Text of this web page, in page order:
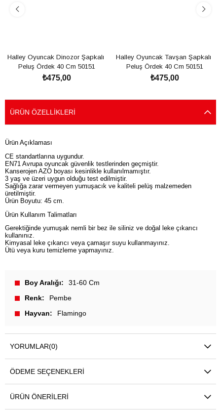
Halley Oyuncak Dinozor Şapkalı
Peluş Ördek 40 Cm 50151
₺475,00
Halley Oyuncak Tavşan Şapkalı
Peluş Ördek 40 Cm 50151
₺475,00
ÜRÜN ÖZELLIKLERI
Ürün Açıklaması
CE standartlarına uygundur.
EN71 Avrupa oyuncak güvenlik testlerinden geçmiştir.
Kanserojen AZO boyası kesinlikle kullanılmamıştır.
3 yaş ve üzeri uygun olduğu test edilmiştir.
Sağlığa zarar vermeyen yumuşacık ve kaliteli pelüş malzemeden
üretilmiştir.
Ürün Boyutu: 45 cm.
Ürün Kullanım Talimatları
Gerektiğinde yumuşak nemli bir bez ile siliniz ve doğal leke çıkarıcı
kullanınız.
Kimyasal leke çıkarıcı veya çamaşır suyu kullanmayınız.
Ütü veya kuru temizleme yapmayınız.
Boy Aralığı
31-60 Cm
Renk
Pembe
Hayvan
Flamingo
YORUMLAR(0)
ÖDEME SEÇENEKLERI
ÜRÜN ÖNERILERI